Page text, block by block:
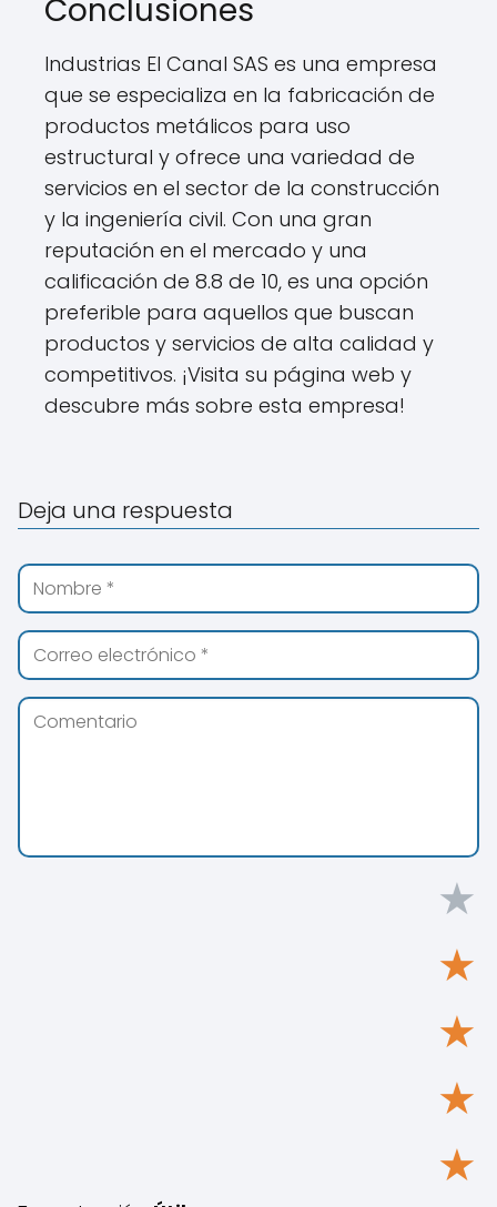
Conclusiones
Industrias El Canal SAS es una empresa
que se especializa en la fabricación de
productos metálicos para uso
estructural y ofrece una variedad de
servicios en el sector de la construcción
y la ingeniería civil. Con una gran
reputación en el mercado y una
calificación de 8.8 de 10, es una opción
preferible para aquellos que buscan
productos y servicios de alta calidad y
competitivos. ¡Visita su página web y
descubre más sobre esta empresa!
Deja una respuesta
★
★
★
★
★